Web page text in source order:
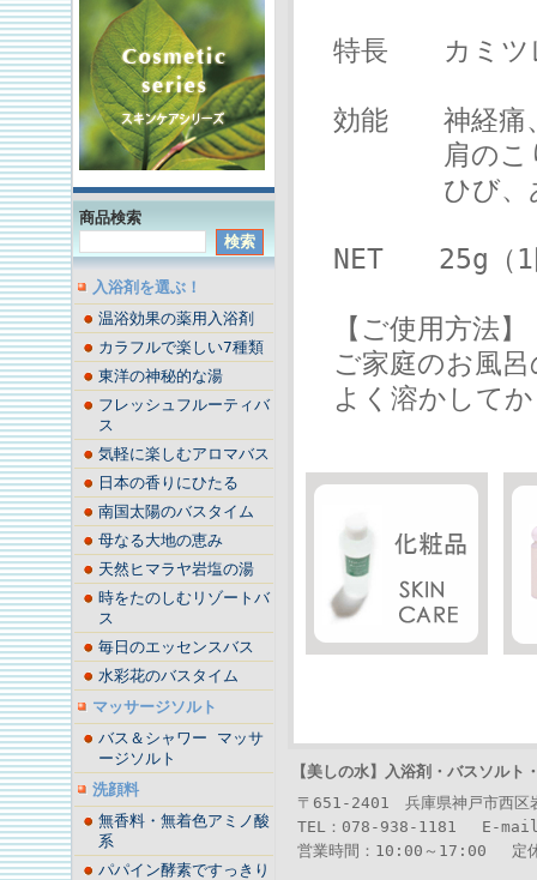
商品検索
入浴剤を選ぶ！
温浴効果の薬用入浴剤
カラフルで楽しい7種類
東洋の神秘的な湯
フレッシュフルーティバ
ス
気軽に楽しむアロマバス
日本の香りにひたる
南国太陽のバスタイム
母なる大地の恵み
天然ヒマラヤ岩塩の湯
時をたのしむリゾートバ
ス
毎日のエッセンスバス
水彩花のバスタイム
マッサージソルト
バス＆シャワー マッサ
ージソルト
洗顔料
無香料・無着色アミノ酸
系
パパイン酵素ですっきり
特長 カミツ
効能 神経痛、
肩のこり、あ
ひび、あか
NET 25g（1
【ご使用方法】
ご家庭のお風呂
よく溶かしてか
【美しの水】 入浴剤・バスソルト
〒651-2401 兵庫県神戸市西区
TEL：078-938-1181 E-
営業時間：10:00～17:00 定休